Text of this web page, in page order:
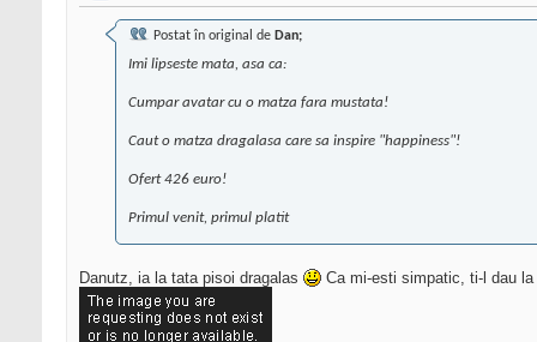
Postat în original de Dan;
Imi lipseste mata, asa ca:
Cumpar avatar cu o matza fara mustata!
Caut o matza dragalasa care sa inspire "happiness"!
Ofert 426 euro!
Primul venit, primul platit
Danutz, ia la tata pisoi dragalas Ca mi-esti simpatic, ti-l dau la